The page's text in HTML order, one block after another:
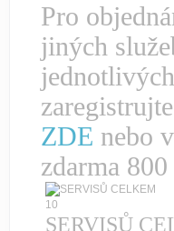
Pro
jiných
ZDE nebo
zdarma
10
SERVISŮ